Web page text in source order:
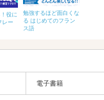
役に
レー
勉強するほど面白くな
る はじめてのフラン
ス語
電子書籍